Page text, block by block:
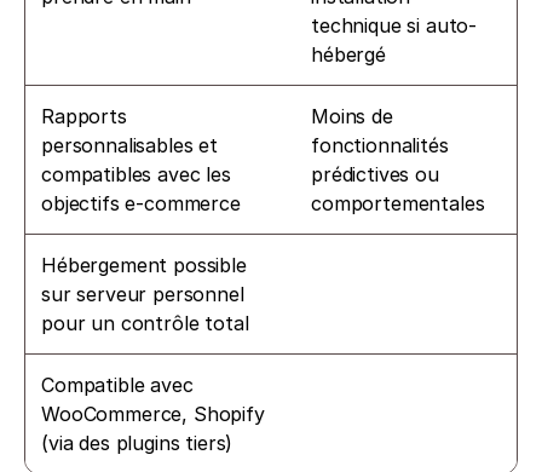
technique si auto-
hébergé
Rapports
personnalisables et
compatibles avec les
objectifs e-commerce
Moins de
fonctionnalités
prédictives ou
comportementales
Hébergement possible
sur serveur personnel
pour un contrôle total
Compatible avec
WooCommerce, Shopify
(via des plugins tiers)